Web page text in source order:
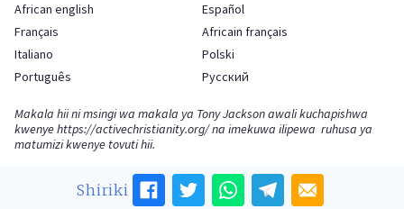
African english
Español
Français
Africain français
Italiano
Polski
Português
Русский
Makala hii ni msingi wa makala ya Tony Jackson awali kuchapishwa
kwenyehttps://activechristianity.org/na imekuwa ilipewa ruhusa ya
matumizi kwenye tovuti hii.
Shiriki